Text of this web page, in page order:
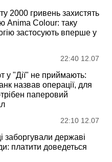
2000 гривень захистять
Anima Colour: таку
застосують вперше у
22:40 12.07
у "Дії" не приймають:
назвав операції, для
паперовий
22:10 12.07
заборгували державі
платити доведеться